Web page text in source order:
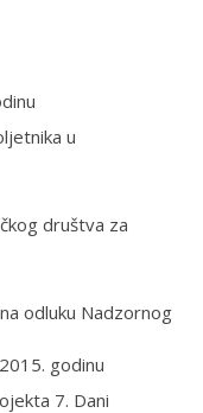
u
društva za
odluku Nadzornog
godinu
7. Dani